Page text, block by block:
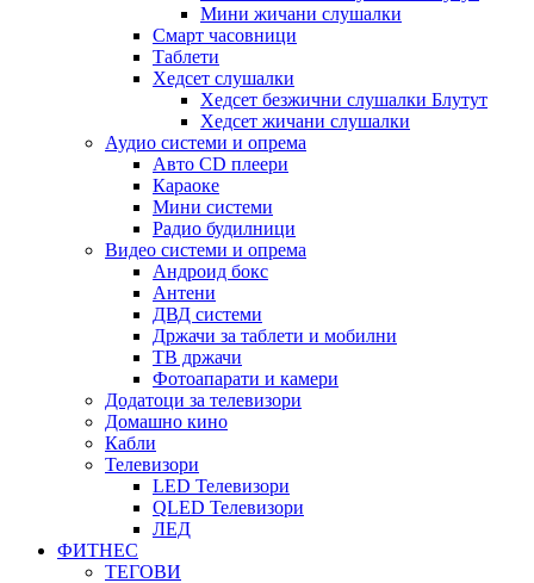
Мини жичани слушалки
Смарт часовници
Таблети
Хедсет слушалки
Хедсет безжични слушалки Блутут
Хедсет жичани слушалки
Аудио системи и опрема
Авто CD плеери
Караоке
Мини системи
Радио будилници
Видео системи и опрема
Андроид бокс
Антени
ДВД системи
Држачи за таблети и мобилни
ТВ држачи
Фотоапарати и камери
Додатоци за телевизори
Домашно кино
Кабли
Телевизори
LED Телевизори
QLED Телевизори
ЛЕД
ФИТНЕС
ТЕГОВИ